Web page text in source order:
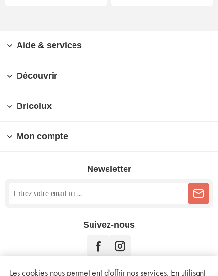
Aide & services
Découvrir
Bricolux
Mon compte
Newsletter
Suivez-nous
Les cookies nous permettent d'offrir nos services. En utilisant